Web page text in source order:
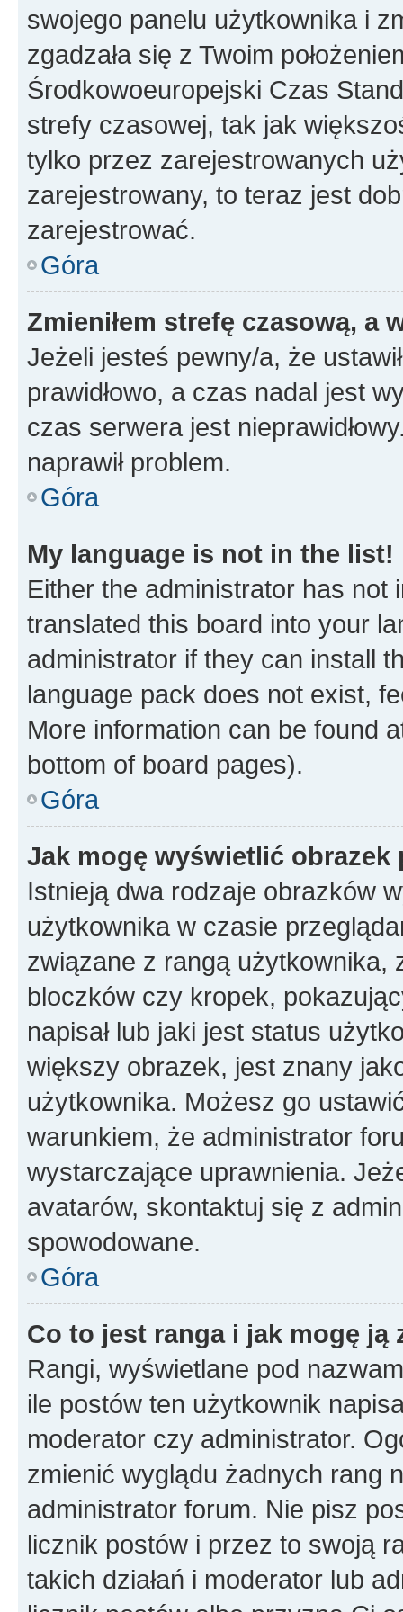
swojego panelu użytkownika i
zgadzała się z Twoim
Środkowoeuropejski Czas
strefy czasowej, tak jak
tylko przez zarejestrowanych
zarejestrowany, to teraz jest
zarejestrować.
Góra
Zmieniłem strefę czasową, a
Jeżeli jesteś pewny/a, że
prawidłowo, a czas nadal jest
czas serwera jest
naprawił problem.
Góra
My language is not in the list!
Either the administrator has not
translated this board into your
administrator if they can install
language pack does not exist,
More information can be found
bottom of board pages).
Góra
Jak mogę wyświetlić
Istnieją dwa rodzaje obrazków
użytkownika w czasie
związane z rangą użytkownika,
bloczków czy kropek,
napisał lub jaki jest status
większy obrazek, jest znany
użytkownika. Możesz go
warunkiem, że administrator
wystarczające uprawnienia.
avatarów, skontaktuj się z
spowodowane.
Góra
Co to jest ranga i jak mogę ją
Rangi, wyświetlane pod
ile postów ten użytkownik
moderator czy administrator.
zmienić wyglądu żadnych rang
administrator forum. Nie pisz
licznik postów i przez to swoją
takich działań i moderator lub